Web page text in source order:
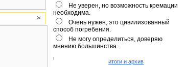
Не уверен, но возможность кремации
необходима.
Очень нужен, это цивилизованный
способ погребения.
Не могу определиться, доверяю
мнению большинства.
итоги и архив